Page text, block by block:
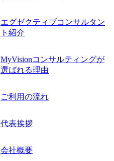
エグゼクティブコンサルタン
ト紹介
MyVisionコンサルティングが
選ばれる理由
ご利用の流れ
代表挨拶
会社概要